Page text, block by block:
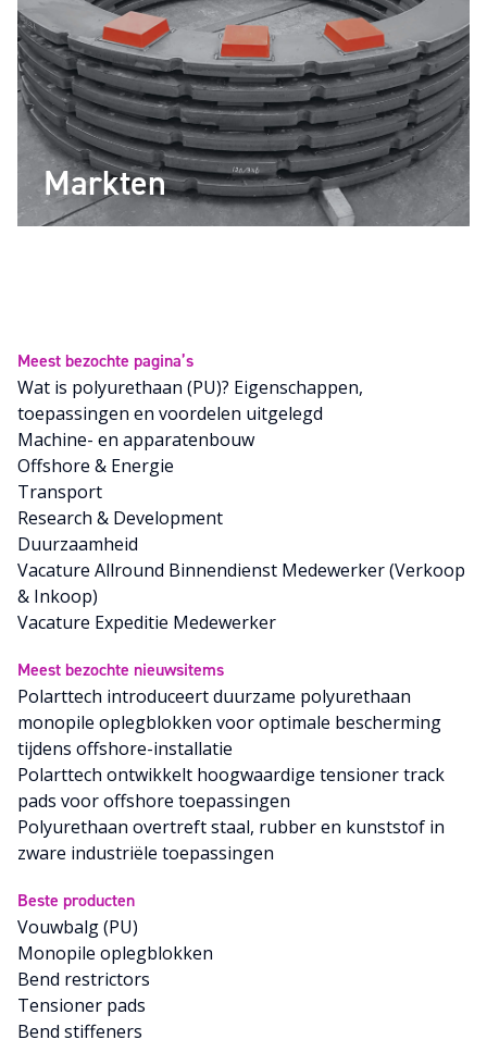
Markten
Meest bezochte pagina’s
Wat is polyurethaan (PU)? Eigenschappen,
toepassingen en voordelen uitgelegd
Machine- en apparatenbouw
Offshore & Energie
Transport
Research & Development
Duurzaamheid
Vacature Allround Binnendienst Medewerker (Verkoop
& Inkoop)
Vacature Expeditie Medewerker
Meest bezochte nieuwsitems
Polarttech introduceert duurzame polyurethaan
monopile oplegblokken voor optimale bescherming
tijdens offshore-installatie
Polarttech ontwikkelt hoogwaardige tensioner track
pads voor offshore toepassingen
Polyurethaan overtreft staal, rubber en kunststof in
zware industriële toepassingen
Beste producten
Vouwbalg (PU)
Monopile oplegblokken
Bend restrictors
Tensioner pads
Bend stiffeners